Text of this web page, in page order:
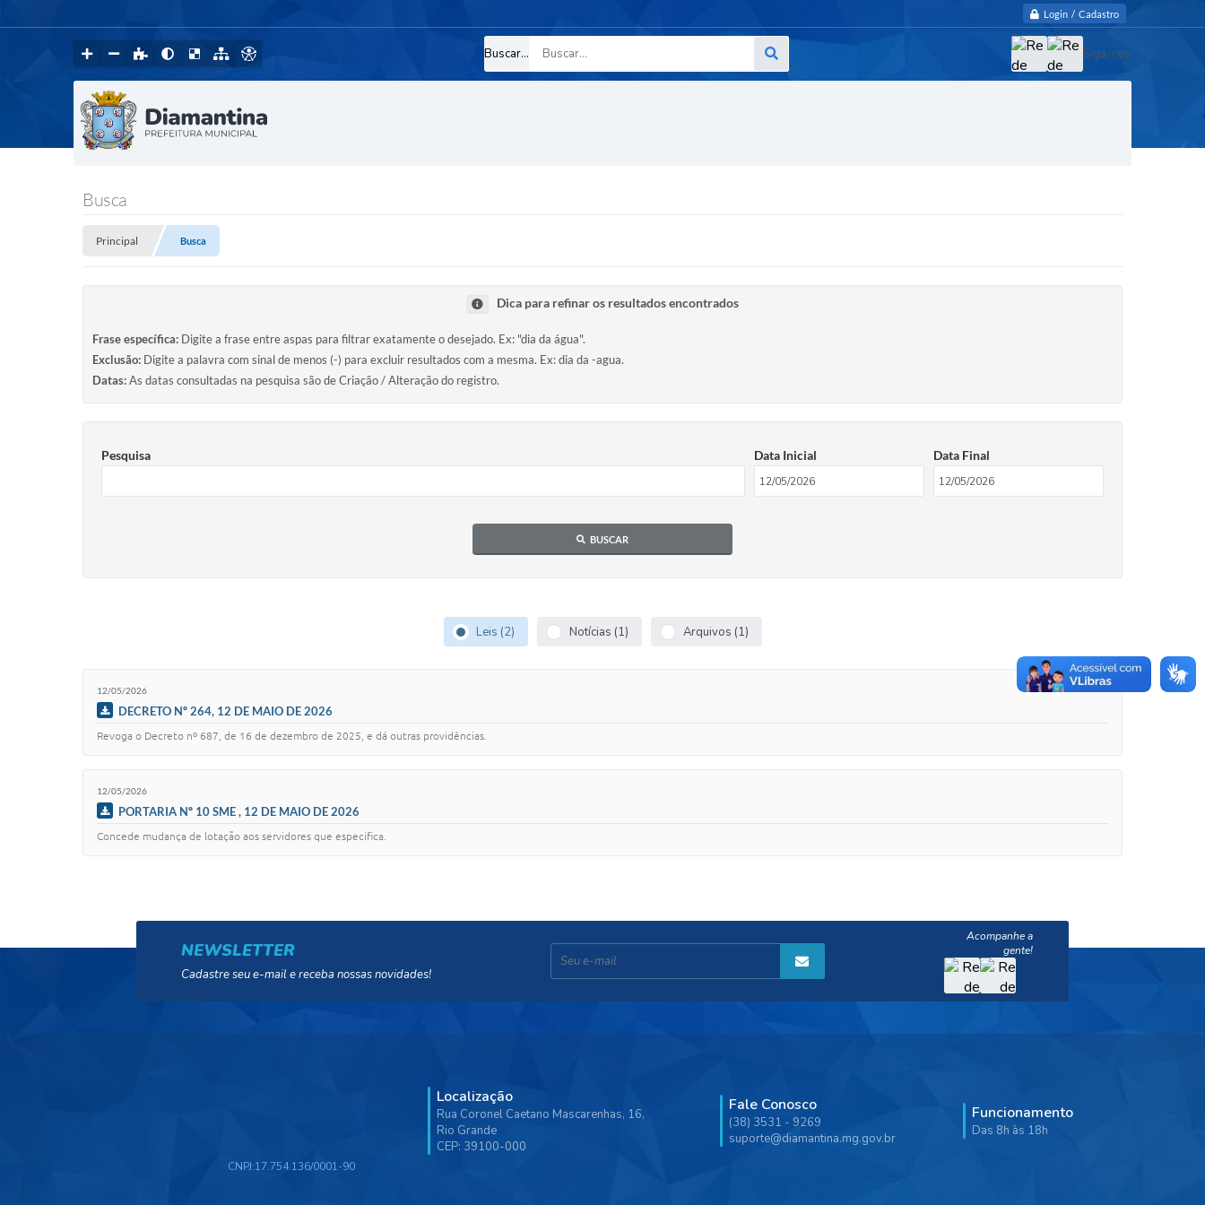
Login / Cadastro
Buscar... Siga-nos
Busca
Principal Busca
Dica para refinar os resultados encontrados
Frase específica: Digite a frase entre aspas para filtrar exatamente o desejado. Ex: "dia da água".
Exclusão: Digite a palavra com sinal de menos (-) para excluir resultados com a mesma. Ex: dia da -agua.
Datas:As datas consultadas na pesquisa são de Criação / Alteração do registro.
Pesquisa Data Inicial Data Final
BUSCAR
Leis (2) Notícias (1) Arquivos (1)
12/05/2026
DECRETO Nº 264, 12 DE MAIO DE 2026
Revoga o Decreto nº 687, de 16 de dezembro de 2025, e dá outras providências.
12/05/2026
PORTARIA Nº 10 SME , 12 DE MAIO DE 2026
Concede mudança de lotação aos servidores que especifica.
NEWSLETTER
Cadastre seu e-mail e receba nossas novidades!
Localização
Rua Coronel Caetano Mascarenhas, 16,
Rio Grande
CEP: 39100-000
Fale Conosco
(38) 3531 - 9269
suporte@diamantina.mg.gov.br
Funcionamento
Das 8h às 18h
CNPJ:17.754.136/0001-90